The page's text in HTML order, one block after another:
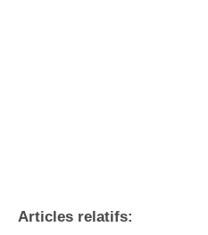
Articles relatifs: